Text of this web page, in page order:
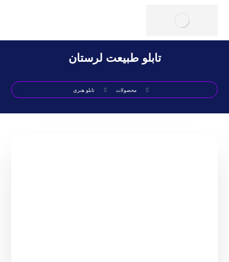
تابلو طبیعت لرستان
محصولات تابلو هنری